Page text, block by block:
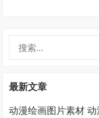
最新文章
动漫绘画图片素材